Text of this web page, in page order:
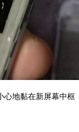
心地黏在新屏幕中框